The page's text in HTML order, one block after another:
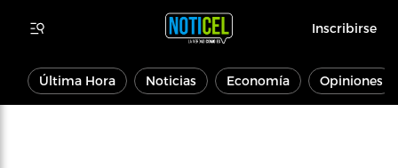
Inscribirse
Última Hora Noticias Economía Opiniones